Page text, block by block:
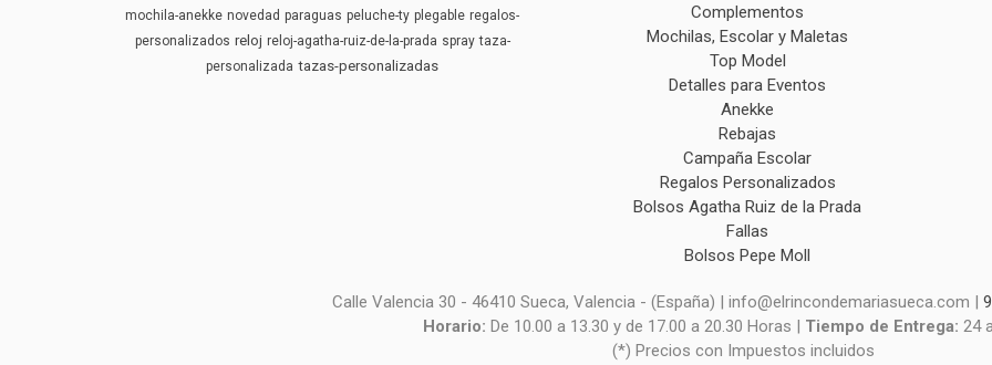
mochila-anekke novedad paraguas peluche-ty plegable regalos-
personalizados reloj reloj-agatha-ruiz-de-la-prada spray taza-
personalizada tazas-personalizadas
Complementos
Mochilas, Escolar y Maletas
Top Model
Detalles para Eventos
Anekke
Rebajas
Campaña Escolar
Regalos Personalizados
Bolsos Agatha Ruiz de la Prada
Fallas
Bolsos Pepe Moll
Calle Valencia 30 - 46410 Sueca, Valencia - (España) | info@elrincondemariasueca.com |
Horario: De 10.00 a 13.30 y de 17.00 a 20.30 Horas | Tiempo de Entrega: 24
(*) Precios con Impuestos incluidos